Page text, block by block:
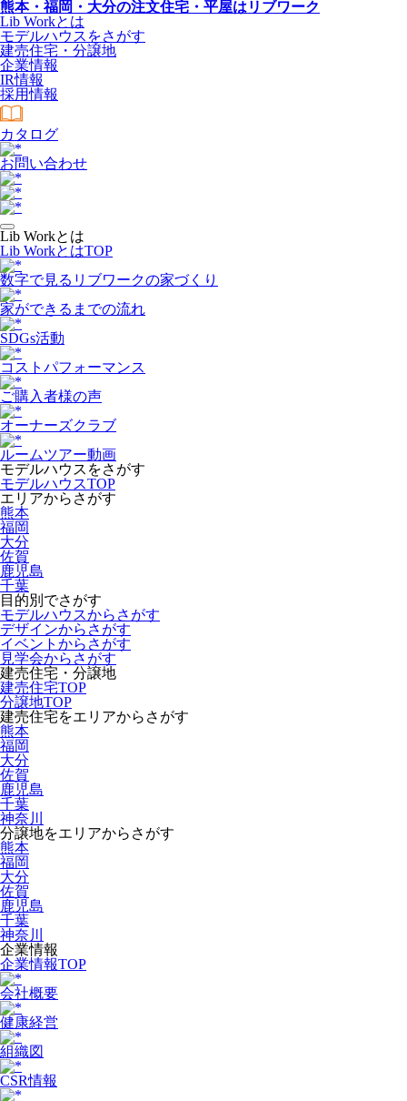
熊本・福岡・大分の注文住宅・平屋はリブワーク
Lib Workとは
モデルハウスをさがす
建売住宅・分譲地
企業情報
IR情報
採用情報
カタログ
お問い合わせ
Lib Workとは
Lib WorkとはTOP
数字で⾒るリブワークの家づくり
家ができるまでの流れ
SDGs活動
コストパフォーマンス
ご購入者様の声
オーナーズクラブ
ルームツアー動画
モデルハウスをさがす
モデルハウスTOP
エリアからさがす
熊本
福岡
大分
佐賀
鹿児島
千葉
目的別でさがす
モデルハウスからさがす
デザインからさがす
イベントからさがす
見学会からさがす
建売住宅・分譲地
建売住宅TOP
分譲地TOP
建売住宅をエリアからさがす
熊本
福岡
大分
佐賀
鹿児島
千葉
神奈川
分譲地をエリアからさがす
熊本
福岡
大分
佐賀
鹿児島
千葉
神奈川
企業情報
企業情報TOP
会社概要
健康経営
組織図
CSR情報